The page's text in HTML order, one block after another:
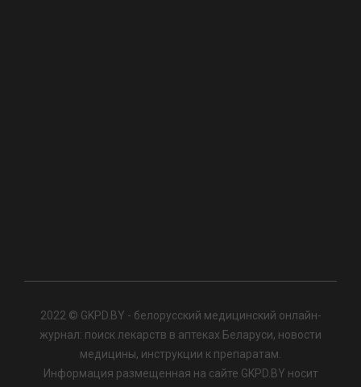
2022 © GKPD.BY - белорусский медицинский онлайн-
журнал: поиск лекарств в аптеках Беларуси, новости
медицины, инструкции к препаратам.
Информация размещенная на сайте GKPD.BY носит